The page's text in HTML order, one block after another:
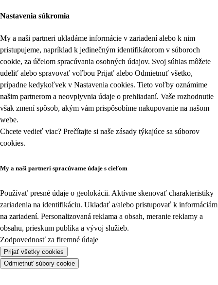
Nastavenia súkromia
My a naši partneri ukladáme informácie v zariadení alebo k nim
pristupujeme, napríklad k jedinečným identifikátorom v súboroch
cookie, za účelom spracúvania osobných údajov. Svoj súhlas môžete
udeliť alebo spravovať voľbou Prijať alebo Odmietnuť všetko,
prípadne kedykoľvek v Nastavenia cookies. Tieto voľby oznámime
našim partnerom a neovplyvnia údaje o prehliadaní. Vaše rozhodnutie
však zmení spôsob, akým vám prispôsobíme nakupovanie na našom
webe.
Chcete vedieť viac? Prečítajte si naše zásady týkajúce sa súborov
cookies.
My a naši partneri spracúvame údaje s cieľom
Používať presné údaje o geolokácii. Aktívne skenovať charakteristiky
zariadenia na identifikáciu. Ukladať a/alebo pristupovať k informáciám
na zariadení. Personalizovaná reklama a obsah, meranie reklamy a
obsahu, prieskum publika a vývoj služieb.
Zodpovednosť za firemné údaje
Prijať všetky cookies
Odmietnuť súbory cookie